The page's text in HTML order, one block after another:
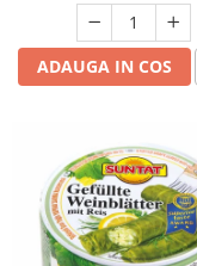
ADAUGA IN COS